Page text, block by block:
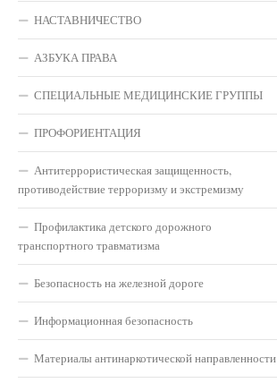
НАСТАВНИЧЕСТВО
АЗБУКА ПРАВА
СПЕЦИАЛЬНЫЕ МЕДИЦИНСКИЕ ГРУППЫ
ПРОФОРИЕНТАЦИЯ
Антитеррористическая защищенность,
противодействие терроризму и экстремизму
Профилактика детского дорожного
транспортного травматизма
Безопасность на железной дороге
Информационная безопасность
Материалы антинаркотической направленности